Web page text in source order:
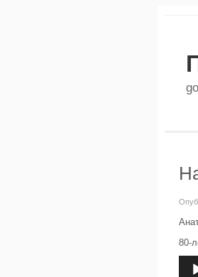
80-